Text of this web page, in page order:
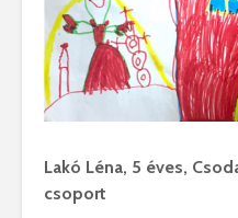
Lakó Léna, 5 éves,
csoport